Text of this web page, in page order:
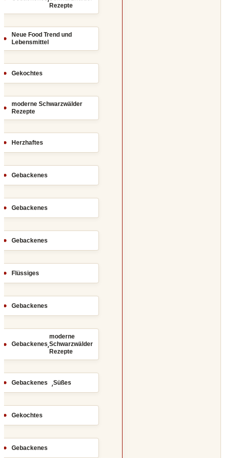
Rezepte
Neue Food Trend und
Lebensmittel
Gekochtes
moderne Schwarzwälder
Rezepte
Herzhaftes
Gebackenes
Gebackenes
Gebackenes
Flüssiges
Gebackenes
Gebackenes,
moderne
Schwarzwälder
Rezepte
Gebackenes ,Süßes
Gekochtes
Gebackenes